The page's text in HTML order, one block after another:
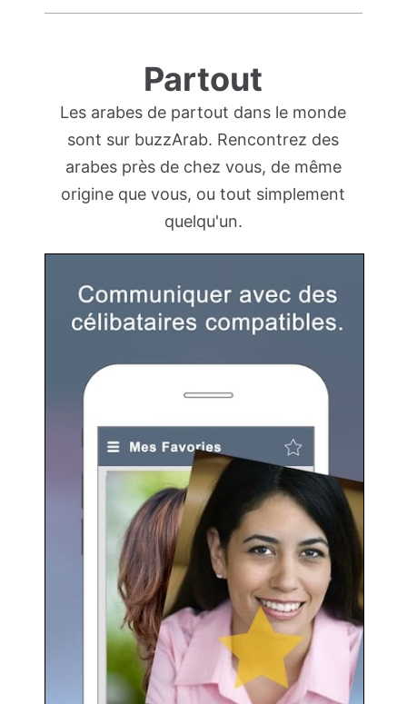
Partout
Les arabes de partout dans le monde
sont sur buzzArab. Rencontrez des
arabes près de chez vous, de même
origine que vous, ou tout simplement
quelqu'un.